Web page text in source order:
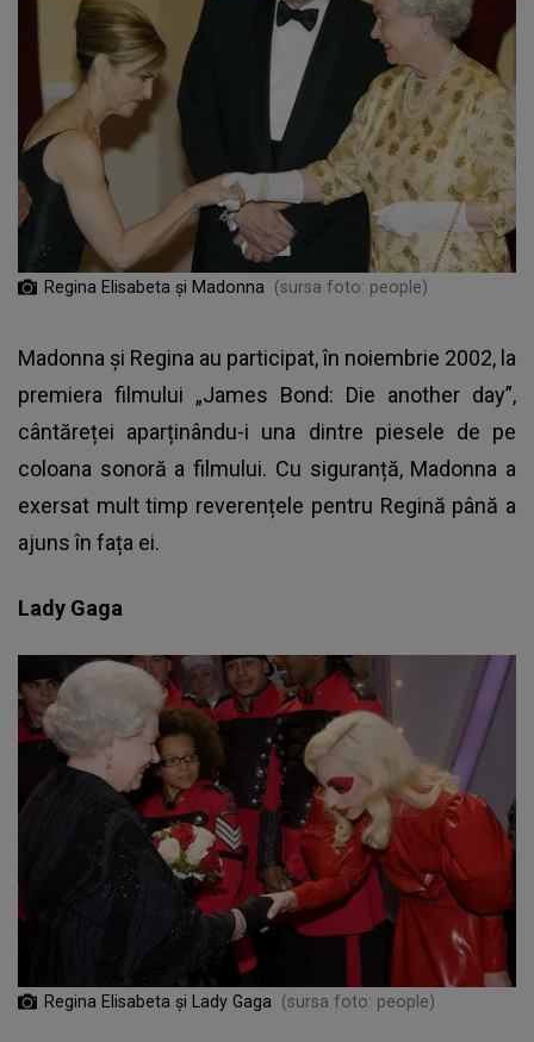
Regina Elisabeta și Madonna (sursa foto: people)
Madonna și Regina au participat, în noiembrie 2002, la
premiera filmului „James Bond: Die another day”,
cântăreței aparținându-i una dintre piesele de pe
coloana sonoră a filmului. Cu siguranță, Madonna a
exersat mult timp reverențele pentru Regină până a
ajuns în fața ei.
Lady Gaga
Regina Elisabeta și Lady Gaga (sursa foto: people)